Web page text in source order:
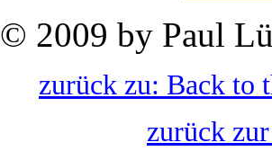
© 2009 by Paul
zurück zu: Back to
zurück